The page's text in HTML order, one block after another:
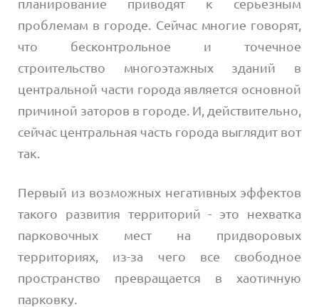
планирование приводят к серьезным
проблемам в городе. Сейчас многие говорят,
что бесконтрольное и точечное
строительство многоэтажных зданий в
центральной части города является основной
причиной заторов в городе. И, действительно,
сейчас центральная часть города выглядит вот
так.
Первый из возможных негативных эффектов
такого развития территорий - это нехватка
парковочных мест на придворовых
территориях, из-за чего все свободное
пространство превращается в хаотичную
парковку.